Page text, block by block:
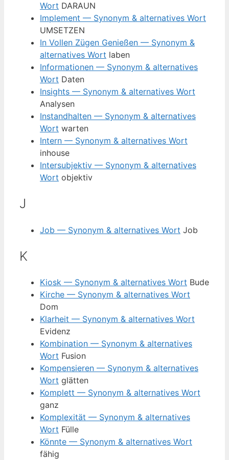
Wort DARAUN
Implement — Synonym & alternatives Wort
UMSETZEN
In Vollen Zügen Genießen — Synonym &
alternatives Wort laben
Informationen — Synonym & alternatives
Wort Daten
Insights — Synonym & alternatives Wort
Analysen
Instandhalten — Synonym & alternatives
Wort warten
Intern — Synonym & alternatives Wort
inhouse
Intersubjektiv — Synonym & alternatives
Wort objektiv
J
Job — Synonym & alternatives Wort Job
K
Kiosk — Synonym & alternatives Wort Bude
Kirche — Synonym & alternatives Wort
Dom
Klarheit — Synonym & alternatives Wort
Evidenz
Kombination — Synonym & alternatives
Wort Fusion
Kompensieren — Synonym & alternatives
Wort glätten
Komplett — Synonym & alternatives Wort
ganz
Komplexität — Synonym & alternatives
Wort Fülle
Könnte — Synonym & alternatives Wort
fähig